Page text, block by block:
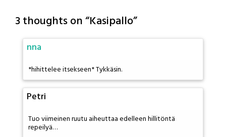
3 thoughts on “Kasipallo”
nna
*hihittelee itsekseen* Tykkäsin.
Petri
Tuo viimeinen ruutu aiheuttaa edelleen hillitöntä
repeilyä…